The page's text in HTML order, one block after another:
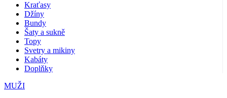
Kraťasy
Džíny
Bundy
Šaty a sukně
Topy
Svetry a mikiny
Kabáty
Doplňky
MUŽI